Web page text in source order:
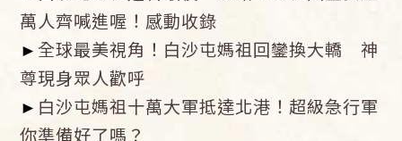
萬人齊喊進喔！感動收錄
► 全球最美視角！白沙屯媽祖回鑾換大轎 神
尊現身眾人歡呼
► 白沙屯媽祖十萬大軍抵達北港！超級急行軍
你準備好了嗎？